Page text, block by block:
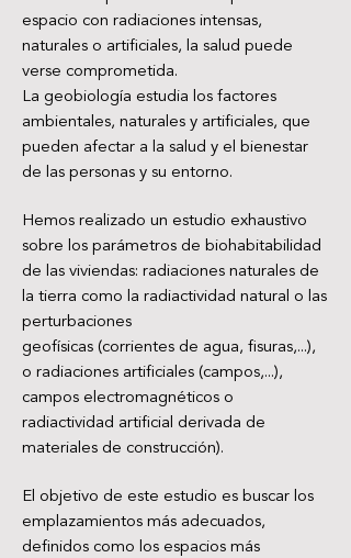
espacio con radiaciones intensas,
naturales o artificiales, la salud puede
verse comprometida.
La geobiología estudia los factores
ambientales, naturales y artificiales, que
pueden afectar a la salud y el bienestar
de las personas y su entorno.
Hemos realizado un estudio exhaustivo
sobre los parámetros de biohabitabilidad
de las viviendas: radiaciones naturales de
la tierra como la radiactividad natural o las
perturbaciones
geofísicas (corrientes de agua, fisuras,...),
o radiaciones artificiales (campos,...),
campos electromagnéticos o
radiactividad artificial derivada de
materiales de construcción).
El objetivo de este estudio es buscar los
emplazamientos más adecuados,
definidos como los espacios más